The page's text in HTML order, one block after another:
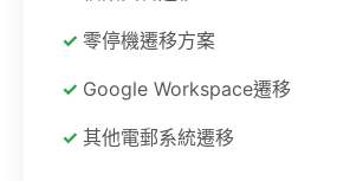
零停機遷移方案
Google Workspace遷移
其他電郵系統遷移